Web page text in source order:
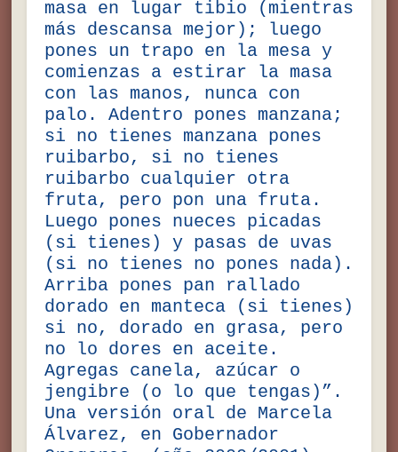
masa en lugar tibio (mientras
más descansa mejor); luego
pones un trapo en la mesa y
comienzas a estirar la masa
con las manos, nunca con
palo. Adentro pones manzana;
si no tienes manzana pones
ruibarbo, si no tienes
ruibarbo cualquier otra
fruta, pero pon una fruta.
Luego pones nueces picadas
(si tienes) y pasas de uvas
(si no tienes no pones nada).
Arriba pones pan rallado
dorado en manteca (si tienes)
si no, dorado en grasa, pero
no lo dores en aceite.
Agregas canela, azúcar o
jengibre (o lo que tengas)”.
Una versión oral de Marcela
Álvarez, en Gobernador